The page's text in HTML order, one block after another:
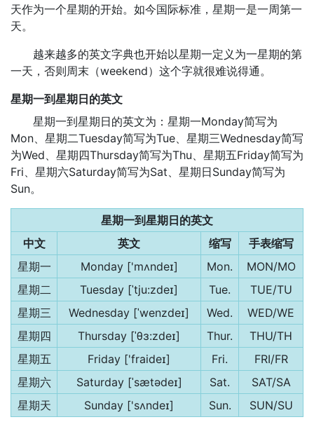
天作为一个星期的开始。如今国际标准，星期一是一周第一
天。
越来越多的英文字典也开始以星期一定义为一星期的第
一天，否则周末（weekend）这个字就很难说得通。
星期一到星期日的英文
星期一到星期日的英文为：星期一Monday简写为
Mon、星期二Tuesday简写为Tue、星期三Wednesday简写
为Wed、星期四Thursday简写为Thu、星期五Friday简写为
Fri、星期六Saturday简写为Sat、星期日Sunday简写为
Sun。
星期一到星期日的英文
中文
英文 缩写
手表缩写
星期一
Monday ['mʌndeɪ] Mon.
MON/MO
星期二
Tuesday [ˈtju:zdeɪ] Tue.
TUE/TU
星期三
Wednesday [ˈwenzdeɪ] Wed.
WED/WE
星期四
Thursday [ˈθɜ:zdeɪ] Thur.
THU/TH
星期五
Friday ['fraideɪ] Fri.
FRI/FR
星期六
Saturday [ˈsætədeɪ] Sat.
SAT/SA
星期天
Sunday ['sʌndeɪ] Sun. SUN/SU